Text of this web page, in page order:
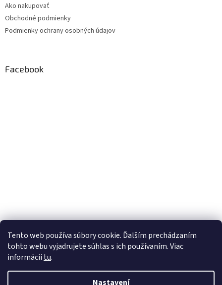
Tento web používa súbory cookie. Ďalším prechádzaním
tohto webu vyjadrujete súhlas s ich používaním. Viac
informáciítu.
Nastavení
Ako nakupovať
Obchodné podmienky
Podmienky ochrany osobných údajov
Facebook